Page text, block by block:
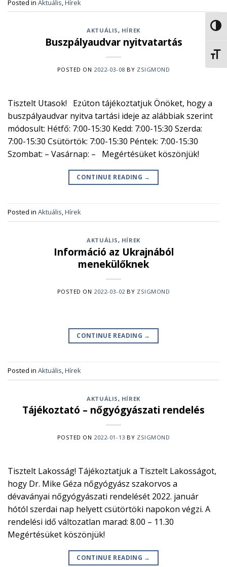
Posted in Aktuális,Hírek
AKTUÁLIS, HÍREK
Buszpályaudvar nyitvatartás
POSTED ON 2022-03-08 BY ZSIGMOND
Tisztelt Utasok! Ezúton tájékoztatjuk Önöket, hogy a
buszpályaudvar nyitva tartási ideje az alábbiak szerint
módosult: Hétfő: 7:00-15:30 Kedd: 7:00-15:30 Szerda:
7:00-15:30 Csütörtök: 7:00-15:30 Péntek: 7:00-15:30
Szombat: – Vasárnap: – Megértésüket köszönjük!
CONTINUE READING →
Posted in Aktuális,Hírek
AKTUÁLIS, HÍREK
Információ az Ukrajnából
menekülőknek
POSTED ON 2022-03-02 BY ZSIGMOND
CONTINUE READING →
Posted in Aktuális,Hírek
AKTUÁLIS, HÍREK
Tájékoztató – nőgyógyászati rendelés
POSTED ON 2022-01-13 BY ZSIGMOND
Tisztelt Lakosság! Tájékoztatjuk a Tisztelt Lakosságot,
hogy Dr. Mike Géza nőgyógyász szakorvos a
dévaványai nőgyógyászati rendelését 2022. január
hótól szerdai nap helyett csütörtöki napokon végzi. A
rendelési idő változatlan marad: 8.00 – 11.30
Megértésüket köszönjük!
CONTINUE READING →